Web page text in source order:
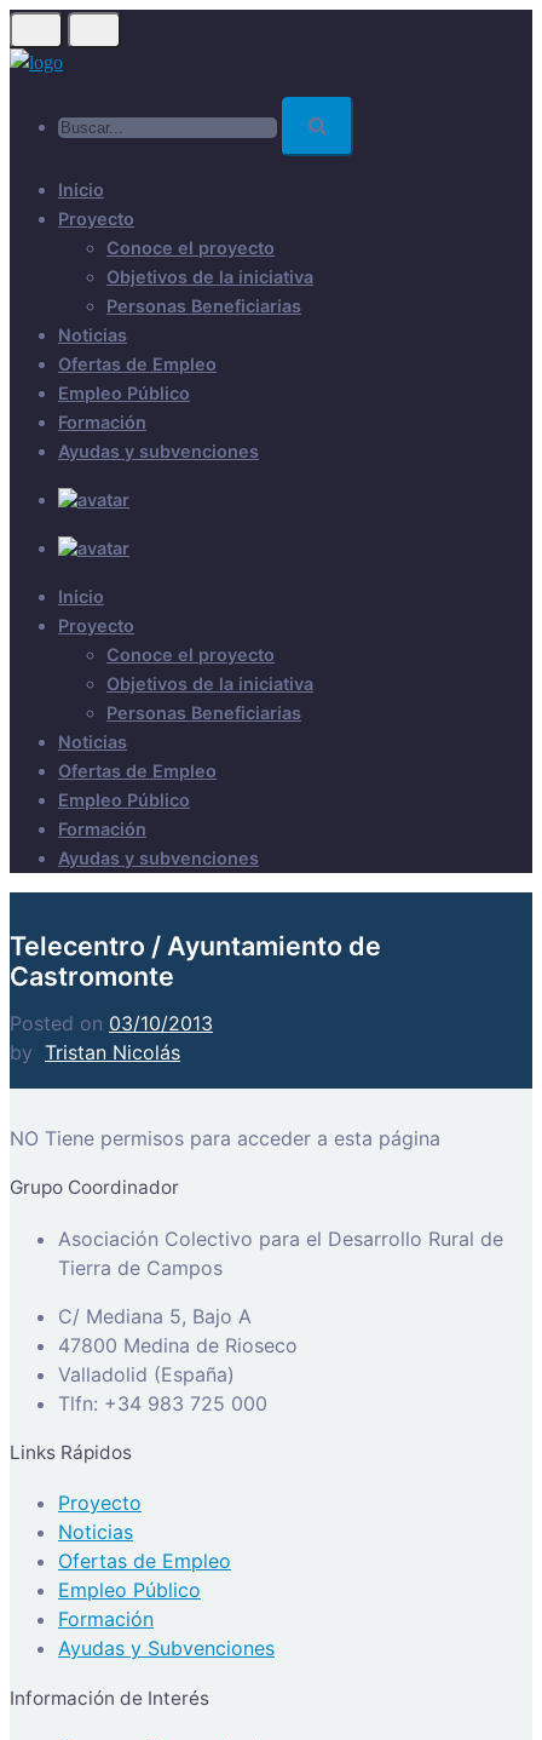
Skip
to
Inicio
Proyecto
Conoce el proyecto
Objetivos de la iniciativa
Personas Beneficiarias
Noticias
Ofertas de Empleo
Empleo Público
Formación
Ayudas y subvenciones
Inicio
Proyecto
Conoce el proyecto
Objetivos de la iniciativa
Personas Beneficiarias
Noticias
Ofertas de Empleo
Empleo Público
Formación
Ayudas y subvenciones
Telecentro / Ayuntamiento de
Castromonte
Posted on 03/10/2013
by Tristan Nicolás
NO Tiene permisos para acceder a esta página
Grupo Coordinador
Asociación Colectivo para el Desarrollo Rural de
Tierra de Campos
C/ Mediana 5, Bajo A
47800 Medina de Rioseco
Valladolid (España)
Tlfn: +34 983 725 000
Links Rápidos
Proyecto
Noticias
Ofertas de Empleo
Empleo Público
Formación
Ayudas y Subvenciones
Información de Interés